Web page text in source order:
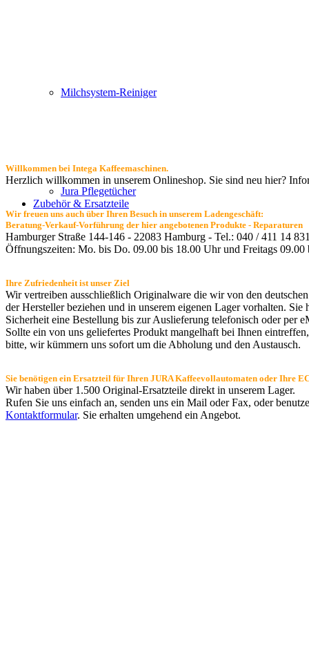
Milchsystem-Reiniger
Jura Pflegetücher
Zubehör & Ersatzteile
Willkommen bei Intega Kaffeemaschinen.
Herzlich willkommen in unserem Onlineshop. Sie sind neu hier?
Wir freuen uns auch über Ihren Besuch in unserem Ladengeschäft:
Beratung-Verkauf-Vorführung der hier angebotenen Produkte - Reparaturen
Hamburger Straße 144-146 - 22083 Hamburg - Tel.: 040 / 411 14
Öffnungszeiten: Mo. bis Do. 09.00 bis 18.00 Uhr und Freitags 09.00
Ihre Zufriedenheit ist unser Ziel
Wir vertreiben ausschließlich Originalware die wir von den
der Hersteller beziehen und in unserem eigenen Lager vorhalten. Sie
Sicherheit eine Bestellung bis zur Auslieferung telefonisch oder per
Sollte ein von uns geliefertes Produkt mangelhaft bei Ihnen
bitte, wir kümmern uns sofort um die Abholung und den Austausch.
Sie benötigen ein Ersatzteil für Ihren JURA Kaffeevollautomaten oder Ihre
Wir haben über 1.500 Original-Ersatzteile direkt in unserem Lager.
Rufen Sie uns einfach an, senden uns ein Mail oder Fax, oder
Kontaktformular. Sie erhalten umgehend ein Angebot.